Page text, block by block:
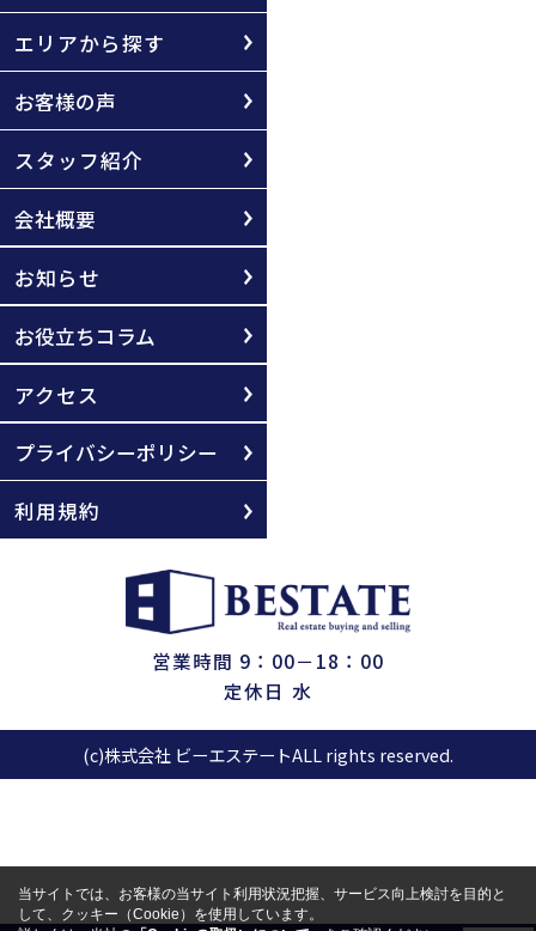
エリアから探す
お客様の声
スタッフ紹介
会社概要
お知らせ
お役立ちコラム
アクセス
プライバシーポリシー
利用規約
営業時間 9：00－18：00
定休日 水
(c)株式会社 ビーエステートALL rights reserved.
当サイトでは、お客様の当サイト利用状況把握、サービス向上検討を目的と
して、クッキー（Cookie）を使用しています。